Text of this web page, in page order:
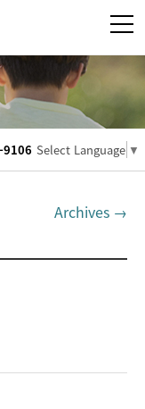
Select Language ▼
Archives →